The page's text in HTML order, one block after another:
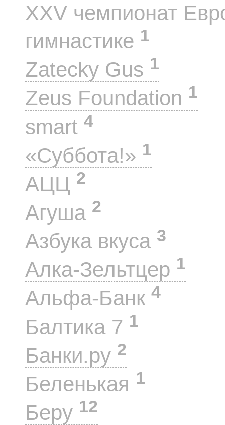
XXV чемпионат
гимнастике 1
Zatecky Gus 1
Zeus Foundation 1
smart 4
«Суббота!» 1
АЦЦ 2
Агуша 2
Азбука вкуса 3
Алка-Зельтцер 1
Альфа-Банк 4
Балтика 7 1
Банки.ру 2
Беленькая 1
Беру 12